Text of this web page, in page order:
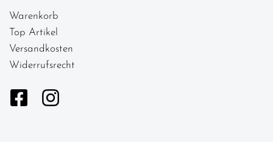
Warenkorb
Top Artikel
Versandkosten
Widerrufsrecht